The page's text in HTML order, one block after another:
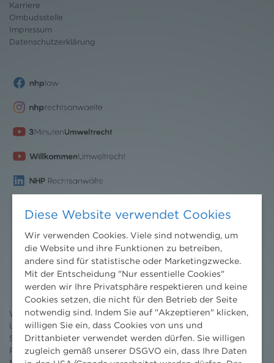
Karriere
Ombudsstelle
Impressum
Datenschutzerklärung
Nachrichten
News aktuell
Newsletter
3 Minuten Umweltrecht
Willkommen Umweltrecht
Umweltrechtsblog
Seminare
Publikationen
Diese Website verwendet Cookies
Wir verwenden Cookies. Viele sind notwendig, um
die Website und ihre Funktionen zu betreiben,
andere sind für statistische oder Marketingzwecke.
Mit der Entscheidung "Nur essentielle Cookies"
werden wir Ihre Privatsphäre respektieren und keine
Cookies setzen, die nicht für den Betrieb der Seite
notwendig sind. Indem Sie auf "Akzeptieren" klicken,
willigen Sie ein, dass Cookies von uns und
Drittanbieter verwendet werden dürfen. Sie willigen
zugleich gemäß unserer DSGVO ein, dass Ihre Daten